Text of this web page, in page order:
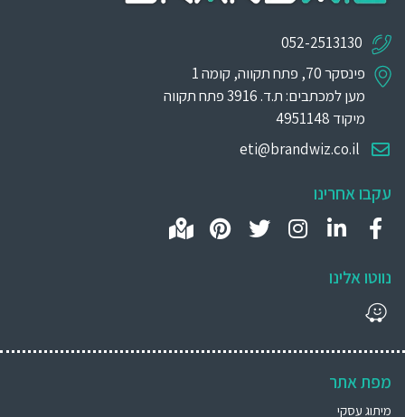
052-2513130
פינסקר 70, פתח תקווה, קומה 1
מען למכתבים: ת.ד. 3916 פתח תקווה
מיקוד 4951148
eti@brandwiz.co.il
עקבו אחרינו
נווטו אלינו
מפת אתר
מיתוג עסקי